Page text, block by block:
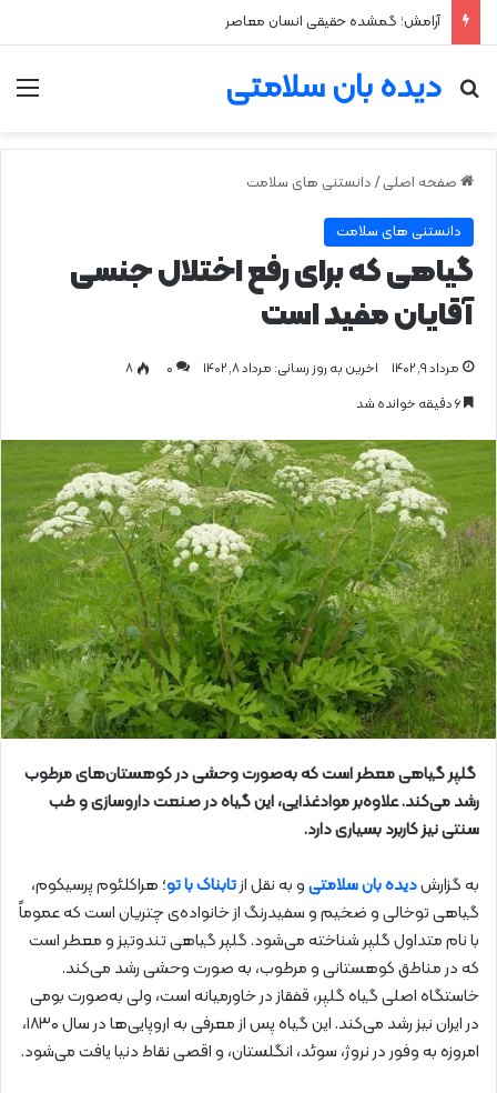
خلاقیت و تمرکز عمیق؛ مزیت پنهان اختلال نقص توجه و بیش‌فعالی
دیده بان سلامتی
جستجو برای
صفحه اصلی / دانستنی های سلامت
دانستنی های سلامت
گیاهی که برای رفع اختلال جنسی
آقایان مفید است
مرداد ۹, ۱۴۰۲ اخرین به روز رسانی: مرداد ۸, ۱۴۰۲ 0
۸
گلپر گیاهی معطر است که به‌صورت وحشی در کوهستان‌های مرطوب
رشد می‌کند. علاوه‌بر موادغذایی، این گیاه در صنعت داروسازی و طب
سنتی نیز کاربرد بسیاری دارد.
به گزارشدیده بان سلامتیو به نقل ازتابناک با تو؛ هراکلئوم پرسیکوم،
گیاهی توخالی و ضخیم و سفیدرنگ از خانواده‌ی چتریان است که عموماً
با نام متداول گلپر شناخته می‌شود. گلپر گیاهی تندوتیز و معطر است
که در مناطق کوهستانی و مرطوب،‌ به صورت وحشی رشد می‌کند.
خاستگاه اصلی گیاه گلپر، قفقاز در خاورمیانه است، ولی به‌صورت بومی
در ایران نیز رشد می‌کند. این گیاه پس از معرفی به اروپایی‌ها در سال ۱۸۳۰،
امروزه به وفور در نروژ، سوئد، انگلستان، و اقصی نقاط دنیا یافت می‌شود.